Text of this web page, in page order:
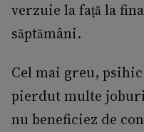
verzuie la față la
săptămâni.
Cel mai greu,
pierdut multe
nu beneficiez de